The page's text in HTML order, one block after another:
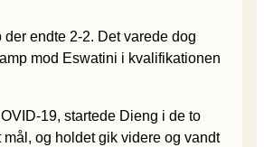
endte 2-2. Det varede dog
mod Eswatini i kvalifikationen
19, startede Dieng i de to
og holdet gik videre og vandt